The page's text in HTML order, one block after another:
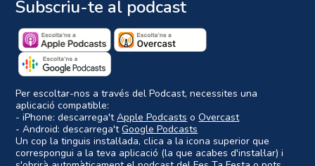
Subscriu-te al podcast
Per escoltar-nos a través del Podcast, necessites una
aplicació compatible:
- iPhone: descarrega'tApple Podcasts oOvercast
- Android: descarrega'tGoogle Podcasts
Un cop la tinguis instal·lada, clica a la icona superior que
correspongui a la teva aplicació (la que acabes d'instal·lar) i